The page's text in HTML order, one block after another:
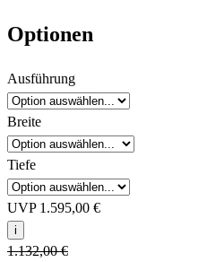
Optionen
Ausführung
Breite
Tiefe
UVP 1.595,00 €
i
1.132,00 €